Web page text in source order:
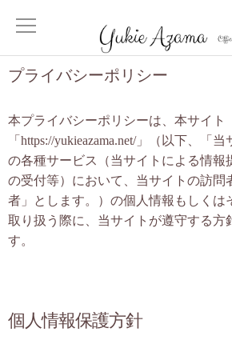
サービス
Dr. Yukie の月いち心良所
心身整えるコンサル
プライバシーポリシー
本プライバシーポリシーは、本サイト
「https://yukieazama.net/」（以下、「
の各種サービス（当サイトによる情報
の受付等）において、当サイトの訪問
者」とします。）の個人情報もしくは
取り扱う際に、当サイトが遵守する方
す。
個人情報保護方針